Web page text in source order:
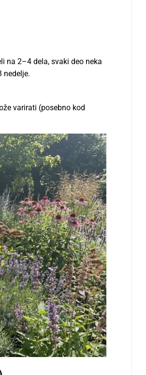
na 2–4 dela, svaki deo neka
nedelje.
varirati (posebno kod